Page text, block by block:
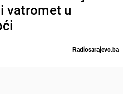
vatromet u
Radiosarajevo.ba